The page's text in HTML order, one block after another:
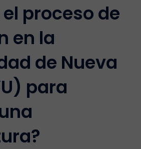
proceso de
en la
de Nueva
para